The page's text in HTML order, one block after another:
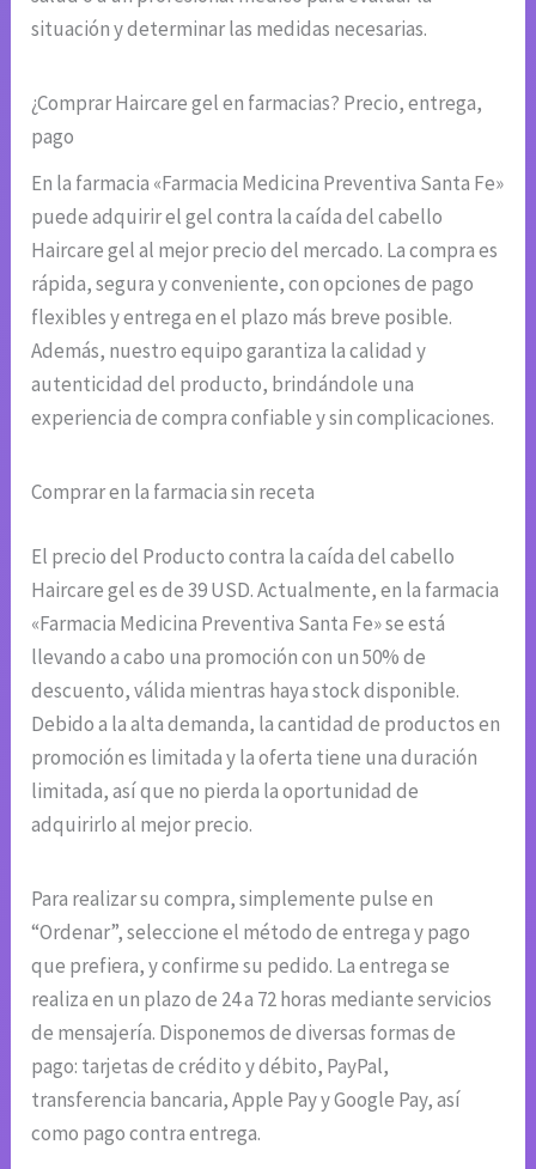
situación y determinar las medidas necesarias.
¿Comprar Haircare gel en farmacias? Precio, entrega,
pago
En la farmacia «Farmacia Medicina Preventiva Santa Fe»
puede adquirir el gel contra la caída del cabello
Haircare gel al mejor precio del mercado. La compra es
rápida, segura y conveniente, con opciones de pago
flexibles y entrega en el plazo más breve posible.
Además, nuestro equipo garantiza la calidad y
autenticidad del producto, brindándole una
experiencia de compra confiable y sin complicaciones.
Comprar en la farmacia sin receta
El precio del Producto contra la caída del cabello
Haircare gel es de 39 USD. Actualmente, en la farmacia
«Farmacia Medicina Preventiva Santa Fe» se está
llevando a cabo una promoción con un 50% de
descuento, válida mientras haya stock disponible.
Debido a la alta demanda, la cantidad de productos en
promoción es limitada y la oferta tiene una duración
limitada, así que no pierda la oportunidad de
adquirirlo al mejor precio.
Para realizar su compra, simplemente pulse en
“Ordenar”, seleccione el método de entrega y pago
que prefiera, y confirme su pedido. La entrega se
realiza en un plazo de 24 a 72 horas mediante servicios
de mensajería. Disponemos de diversas formas de
pago: tarjetas de crédito y débito, PayPal,
transferencia bancaria, Apple Pay y Google Pay, así
como pago contra entrega.